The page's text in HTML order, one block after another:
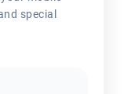
special